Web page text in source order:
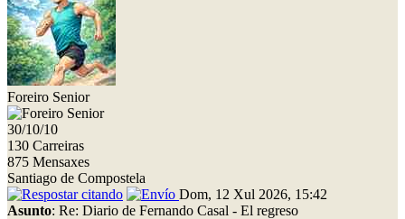
Foreiro Senior
30/10/10
130 Carreiras
875 Mensaxes
Santiago de Compostela
Dom, 12 Xul 2026, 15:42
Asunto: Re: Diario de Fernando Casal - El regreso